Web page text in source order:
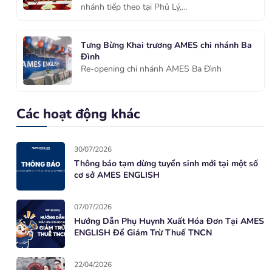
nhánh tiếp theo tại Phủ Lý,...
Tưng Bừng Khai trương AMES chi nhánh Ba
Đình
Re-opening chi nhánh AMES Ba Đình
Các hoạt động khác
30/07/2026
Thông báo tạm dừng tuyển sinh mới tại một số
cơ sở AMES ENGLISH
07/07/2026
Hướng Dẫn Phụ Huynh Xuất Hóa Đơn Tại AMES
ENGLISH Để Giảm Trừ Thuế TNCN
22/04/2026